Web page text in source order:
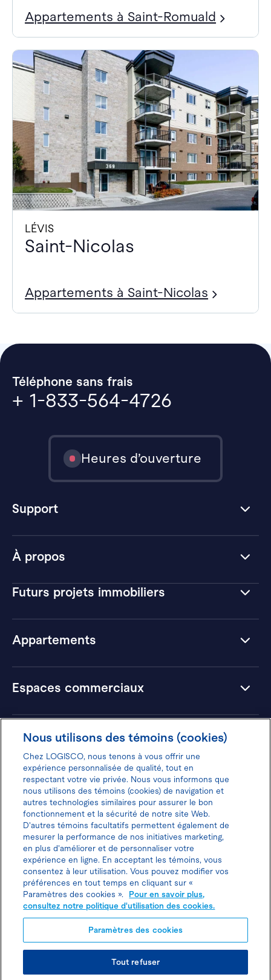
Appartements à Saint-Romuald
LÉVIS
Saint-Nicolas
Appartements à Saint-Nicolas
À propos
Futurs projets immobiliers
Appartements
Espaces commerciaux
Hôtels
Téléphone sans frais
+ 1-833-564-4726
Heures d’ouverture
Support
Donnez votre avis pour gagner 100$
Politique d'utilisation des cookies
Politique de protection des
renseignements personnels
Nous utilisons des témoins (cookies)
Chez LOGISCO, nous tenons à vous offrir une
expérience personnalisée de qualité, tout en
respectant votre vie privée. Nous vous informons que
nous utilisons des témoins (cookies) de navigation et
autres technologies similaires pour assurer le bon
fonctionnement et la sécurité de notre site Web.
D'autres témoins facultatifs permettent également de
mesurer la performance de nos initiatives marketing,
en plus d'améliorer et de personnaliser votre
expérience en ligne. En acceptant les témoins, vous
consentez à leur utilisation. Vous pouvez modifier vos
préférences en tout temps en cliquant sur «
Paramètres des cookies ».
Pour en savoir plus,
consultez notre politique d'utilisation des cookies.
Paramètres des cookies
Tout refuser